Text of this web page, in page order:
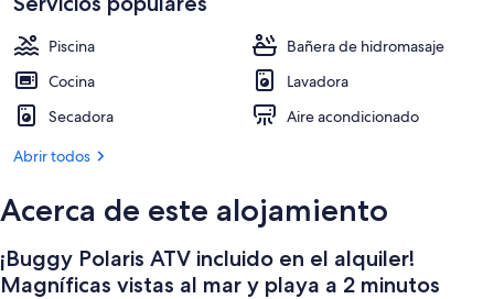
playa
minutos
Piscina
Bañera de hidromasaje
Cocina
Lavadora
Secadora
Aire acondicionado
Abrir todos
Acerca de este alojamiento
¡Buggy Polaris ATV incluido en el alquiler!
Magníficas vistas al mar y playa a 2 minutos